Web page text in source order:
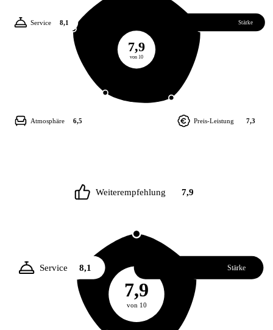
7,9
von 10
Stärke
Preis-Leistung 7,3
Atmosphäre 6,5
Service 8,1
7,9
von 10
Weiterempfehlung 7,9
Stärke
Service 8,1